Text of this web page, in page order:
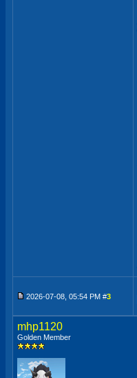
2026-07-08, 05:54 PM #3
mhp1120
Golden Member